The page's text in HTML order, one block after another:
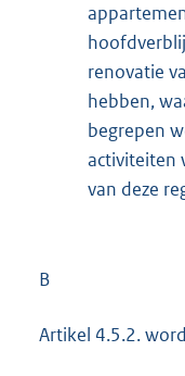
renovatie
hebben,
begrepen
activiteiten
van deze
B
Artikel 4.5.2.